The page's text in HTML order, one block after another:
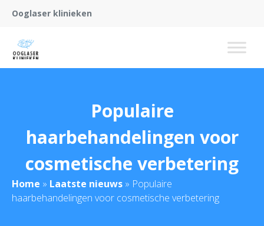
Ooglaser klinieken
Populaire
haarbehandelingen voor
cosmetische verbetering
Home » Laatste nieuws » Populaire
haarbehandelingen voor cosmetische verbetering